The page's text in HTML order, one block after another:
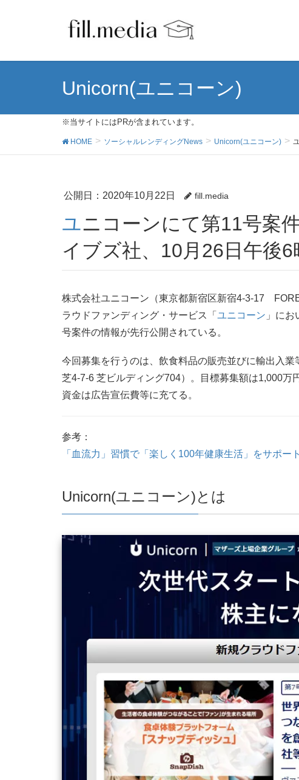
Unicorn(ユニコーン)
※当サイトにはPRが含まれています。
HOME ソーシャルレンディングNews Unicorn(ユニコーン)
公開日： 2020年10月22日 fill.media
ユニコーンにて第11号案件が公開｜発行はパワーラ
イブズ社、10月26日午後6
株式会社ユニコーン（東京都新宿区新宿4-3-17
ラウドファンディング・サービス「 ユニコーン 」に
号案件の情報が先行公開されている。
今回募集を行うのは、飲食料品の販売並びに輸出入
芝4-7-6 芝ビルディング704）。目標募集額は1,000万
資金は広告宣伝費等に充てる。
参考：
「血流力」習慣で「楽しく100年健康生活」をサポ
Unicorn(ユニコーン)とは